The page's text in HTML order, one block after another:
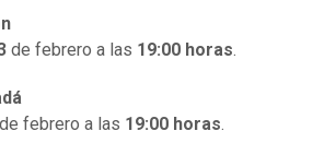
de febrero a las 19:00 horas.
de febrero a las 19:00 horas.